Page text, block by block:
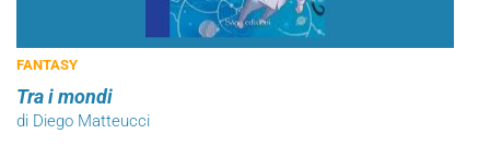
FANTASY
Tra i mondi
di Diego Matteucci